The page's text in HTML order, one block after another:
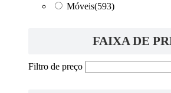
Móveis(593)
FAIXA DE
Filtro de preço